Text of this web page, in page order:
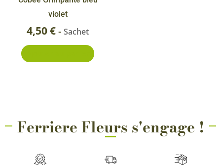
violet
4,50€- Sachet
Ferriere Fleurs s'engage !